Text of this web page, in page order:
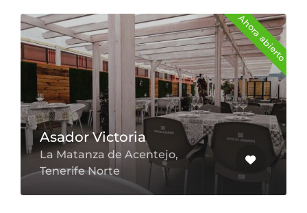
Ahora abierto
Asador Victoria
La Matanza de Acentejo,
Tenerife Norte